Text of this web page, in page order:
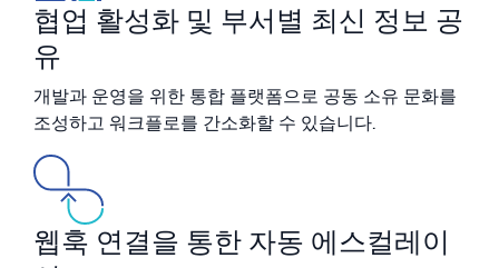
신뢰할 수 있고 인증된
협업 활성화 및 부서별 최신 정보 공
유
개발과 운영을 위한 통합 플랫폼으로 공동 소유 문화를
조성하고 워크플로를 간소화할 수 있습니다.
웹훅 연결을 통한 자동 에스컬레이